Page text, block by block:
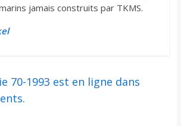
jamais construits par TKMS.
70-1993 est en ligne dans